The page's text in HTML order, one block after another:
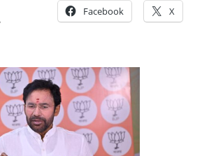
Facebook X